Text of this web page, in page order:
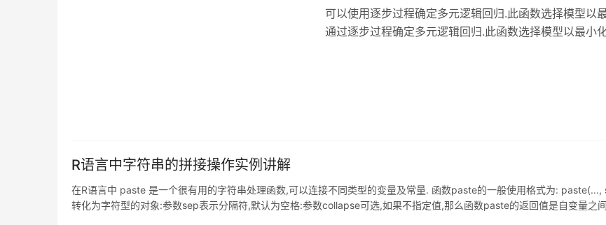
可以使用逐步过程确定多元逻辑回归.此函数选择模型
通过逐步过程确定多元逻辑回归.此函数选择模型以最小
R语言中字符串的拼接操作实例讲解
在R语言中 paste 是一个很有用的字符串处理函数,可以连接不同类型的变量及常量. 函数paste的一般使用格式为:
转化为字符型的对象:参数sep表示分隔符,默认为空格:参数collapse可选,如果不指定值,那么函数paste的返回值是自变量之